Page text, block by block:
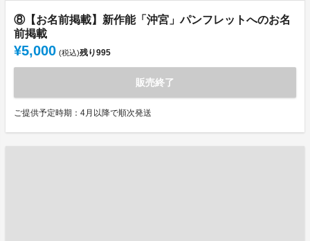
⑧【お名前掲載】新作能「沖宮」パンフレットへのお名
前掲載
¥5,000 (税込)残り995
販売終了
ご提供予定時期：4月以降で順次発送